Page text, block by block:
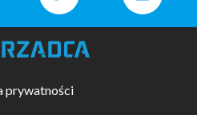
prywatności